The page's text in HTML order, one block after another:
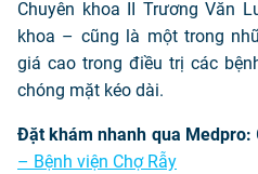
Chuyên khoa II Trương Văn
khoa – cũng là một trong
giá cao trong điều trị các
chóng mặt kéo dài.
Đặt khám nhanh qua Medpro:
– Bệnh viện Chợ Rẫy